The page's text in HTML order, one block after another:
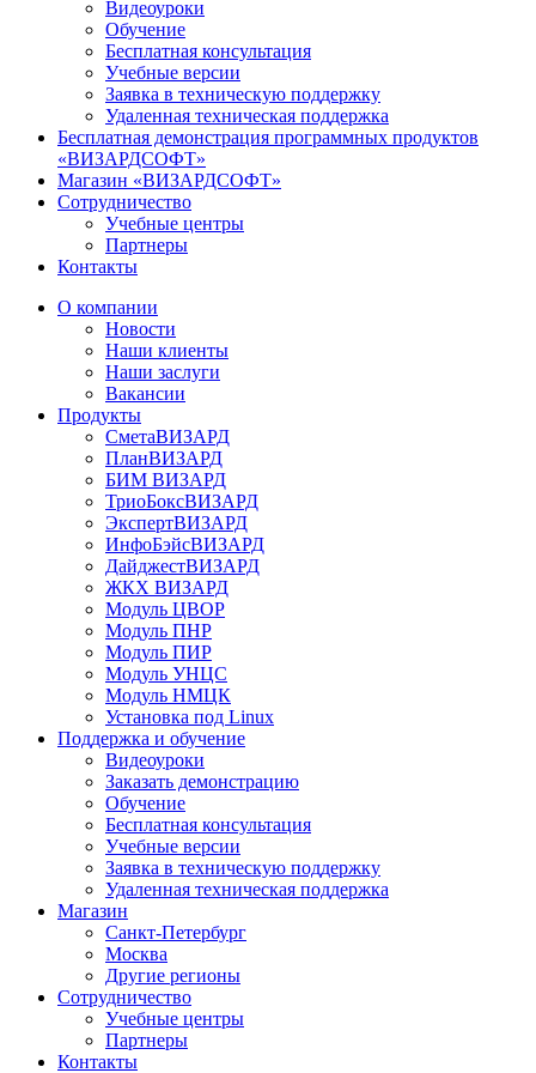
Видеоуроки
Обучение
Бесплатная консультация
Учебные версии
Заявка в техническую поддержку
Удаленная техническая поддержка
Бесплатная демонстрация программных продуктов
«ВИЗАРДСОФТ»
Магазин «ВИЗАРДСОФТ»
Сотрудничество
Учебные центры
Партнеры
Контакты
О компании
Новости
Наши клиенты
Наши заслуги
Вакансии
Продукты
СметаВИЗАРД
ПланВИЗАРД
БИМ ВИЗАРД
ТриоБоксВИЗАРД
ЭкспертВИЗАРД
ИнфоБэйсВИЗАРД
ДайджестВИЗАРД
ЖКХ ВИЗАРД
Модуль ЦВОР
Модуль ПНР
Модуль ПИР
Модуль УНЦС
Модуль НМЦК
Установка под Linux
Поддержка и обучение
Видеоуроки
Заказать демонстрацию
Обучение
Бесплатная консультация
Учебные версии
Заявка в техническую поддержку
Удаленная техническая поддержка
Магазин
Санкт-Петербург
Москва
Другие регионы
Сотрудничество
Учебные центры
Партнеры
Контакты